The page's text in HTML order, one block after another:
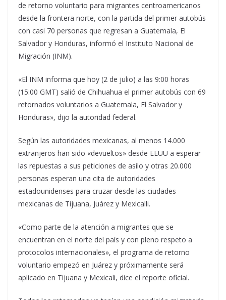
de retorno voluntario para migrantes centroamericanos
desde la frontera norte, con la partida del primer autobús
con casi 70 personas que regresan a Guatemala, El
Salvador y Honduras, informó el Instituto Nacional de
Migración (INM).
«El INM informa que hoy (2 de julio) a las 9:00 horas
(15:00 GMT) salió de Chihuahua el primer autobús con 69
retornados voluntarios a Guatemala, El Salvador y
Honduras», dijo la autoridad federal.
Según las autoridades mexicanas, al menos 14.000
extranjeros han sido «devueltos» desde EEUU a esperar
las repuestas a sus peticiones de asilo y otras 20.000
personas esperan una cita de autoridades
estadounidenses para cruzar desde las ciudades
mexicanas de Tijuana, Juárez y Mexicalli.
«Como parte de la atención a migrantes que se
encuentran en el norte del país y con pleno respeto a
protocolos internacionales», el programa de retorno
voluntario empezó en Juárez y próximamente será
aplicado en Tijuana y Mexicali, dice el reporte oficial.